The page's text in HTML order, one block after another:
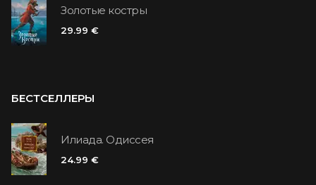
Золотые костры
29.99 €
БЕСТСЕЛЛЕРЫ
Илиада. Одиссея
24.99 €